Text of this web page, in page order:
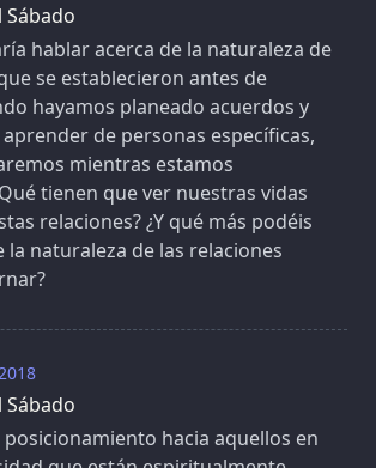
hablar acerca de la naturaleza de
se establecieron antes de
hayamos planeado acuerdos y
de personas específicas,
mientras estamos
tienen que ver nuestras vidas
relaciones? ¿Y qué más podéis
la naturaleza de las relaciones
posicionamiento hacia aquellos en